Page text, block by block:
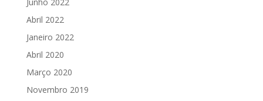
Abril 2022
Janeiro 2022
Abril 2020
Março 2020
Novembro 2019